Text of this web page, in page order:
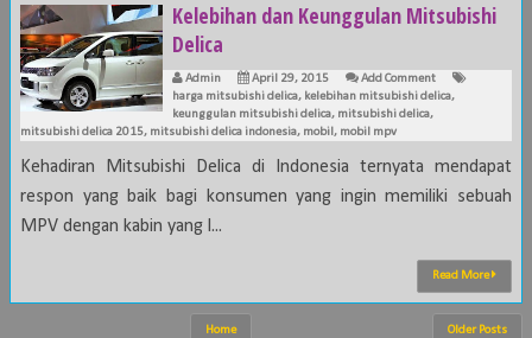
Kelebihan dan Keunggulan Mitsubishi
Delica
Admin April 29, 2015
Add Comment
harga mitsubishi delica, kelebihan mitsubishi delica,
keunggulan mitsubishi delica, mitsubishi delica,
mitsubishi delica 2015, mitsubishi delica indonesia, mobil , mobil mpv
Kehadiran Mitsubishi Delica di Indonesia ternyata mendapat
respon yang baik bagi konsumen yang ingin memiliki sebuah
MPV dengan kabin yang l...
Read More
Older Posts
Home